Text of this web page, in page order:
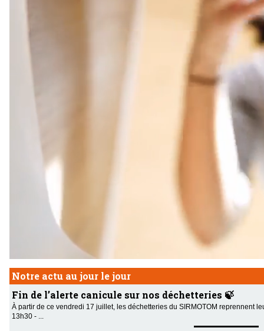
Notre actu au jour le jour
Fin de l’alerte canicule sur nos déchetteries 🍃
À partir de ce vendredi 17 juillet, les déchetteries du SIRMOTOM reprennent
13h30 - ...